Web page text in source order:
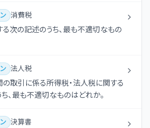
消費税
次の記述のうち、最も不適切なもの
法人税
取引に係る所得税・法人税に関する
、最も不適切なものはどれか。
決算書